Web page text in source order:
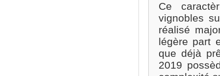
Ce
vignobles
réalisé
légère part
que déjà
2019